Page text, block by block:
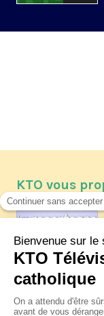
KTO vous